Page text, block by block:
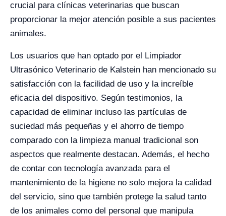
crucial para clínicas veterinarias que buscan
proporcionar la mejor atención posible a sus pacientes
animales.
Los usuarios que han optado por el Limpiador
Ultrasónico Veterinario de Kalstein han mencionado su
satisfacción con la facilidad de uso y la increíble
eficacia del dispositivo. Según testimonios, la
capacidad de eliminar incluso las partículas de
suciedad más pequeñas y el ahorro de tiempo
comparado con la limpieza manual tradicional son
aspectos que realmente destacan. Además, el hecho
de contar con tecnología avanzada para el
mantenimiento de la higiene no solo mejora la calidad
del servicio, sino que también protege la salud tanto
de los animales como del personal que manipula